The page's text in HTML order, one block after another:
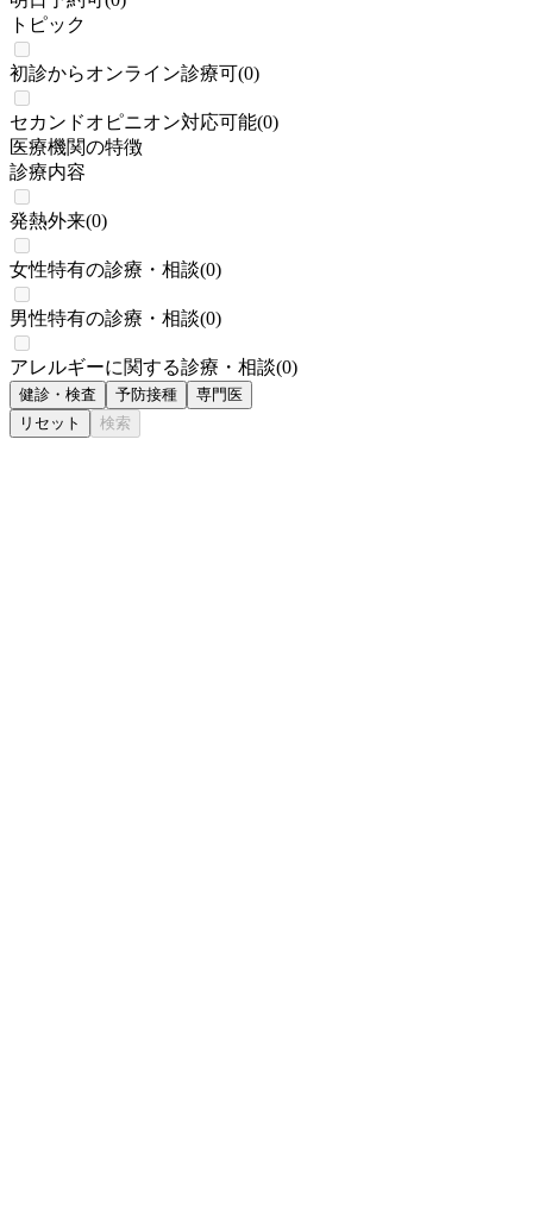
トピック
初診からオンライン診療可(0)
セカンドオピニオン対応可能(0)
医療機関の特徴
診療内容
発熱外来(0)
女性特有の診療・相談(0)
男性特有の診療・相談(0)
アレルギーに関する診療・相談(0)
健診・検査 予防接種
専門医
リセット
検索